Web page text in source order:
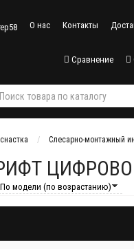
О нас Контакты
Сравнение
Слесарно-монтажный